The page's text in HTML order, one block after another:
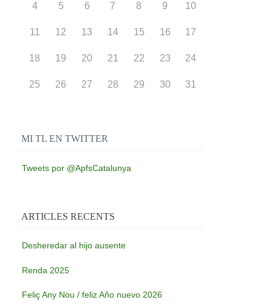
4 5 6 7 8 9 10
11 12 13 14 15 16 17
18 19 20 21 22 23 24
25 26 27 28 29 30 31
MI TL EN TWITTER
Tweets por @ApfsCatalunya
ARTICLES RECENTS
Desheredar al hijo ausente
Renda 2025
Feliç Any Nou / feliz Año nuevo 2026